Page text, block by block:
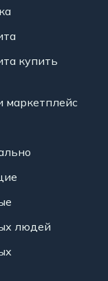
купить
маркетплейс
людей